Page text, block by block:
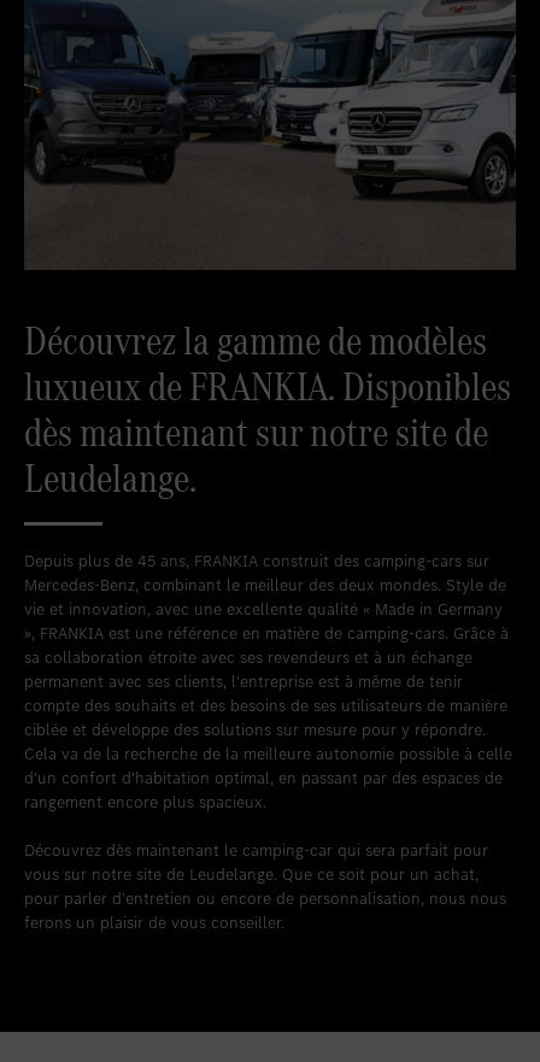
Découvrez la gamme de modèles
luxueux de FRANKIA. Disponibles
dès maintenant sur notre site de
Leudelange.
Depuis plus de 45 ans, FRANKIA construit des camping-cars sur
Mercedes-Benz, combinant le meilleur des deux mondes. Style de
vie et innovation, avec une excellente qualité « Made in Germany
», FRANKIA est une référence en matière de camping-cars. Grâce à
sa collaboration étroite avec ses revendeurs et à un échange
permanent avec ses clients, l'entreprise est à même de tenir
compte des souhaits et des besoins de ses utilisateurs de manière
ciblée et développe des solutions sur mesure pour y répondre.
Cela va de la recherche de la meilleure autonomie possible à celle
d'un confort d'habitation optimal, en passant par des espaces de
rangement encore plus spacieux.
Découvrez dès maintenant le camping-car qui sera parfait pour
vous sur notre site de Leudelange. Que ce soit pour un achat,
pour parler d'entretien ou encore de personnalisation, nous nous
ferons un plaisir de vous conseiller.